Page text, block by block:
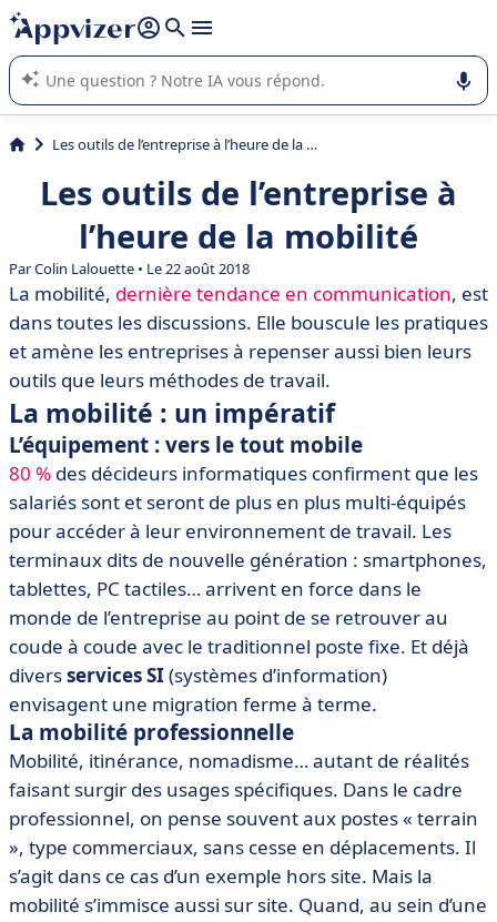
répondre (plusieurs lignes avec
L'IA de Appvizer vous guide dans l'utilisation ou la sélection de
logiciel SaaS en entreprise.
Les outils de l’entreprise à l’heure de la mobilité
Les outils de l’entreprise à
l’heure de la mobilité
Par Colin Lalouette • Le 22 août 2018
La mobilité, dernière tendance en communication, est
dans toutes les discussions. Elle bouscule les pratiques
et amène les entreprises à repenser aussi bien leurs
outils que leurs méthodes de travail.
La mobilité : un impératif
L’équipement : vers le tout mobile
80 % des décideurs informatiques confirment que les
salariés sont et seront de plus en plus multi-équipés
pour accéder à leur environnement de travail. Les
terminaux dits de nouvelle génération : smartphones,
tablettes, PC tactiles… arrivent en force dans le
monde de l’entreprise au point de se retrouver au
coude à coude avec le traditionnel poste fixe. Et déjà
diversservices SI (systèmes d’information)
envisagent une migration ferme à terme.
La mobilité professionnelle
Mobilité, itinérance, nomadisme… autant de réalités
faisant surgir des usages spécifiques. Dans le cadre
professionnel, on pense souvent aux postes « terrain
», type commerciaux, sans cesse en déplacements. Il
s’agit dans ce cas d’un exemple hors site. Mais la
mobilité s’immisce aussi sur site. Quand, au sein d’une